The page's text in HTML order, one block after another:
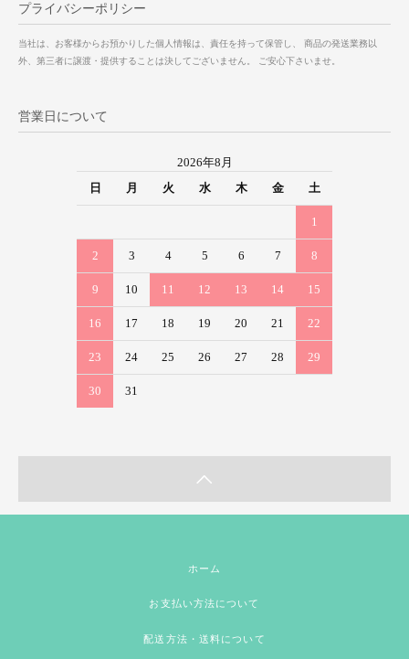
プライバシーポリシー
当社は、お客様からお預かりした個人情報は、責任を持って保管し、 商品の発送業務以
外、第三者に譲渡・提供することは決してございません。 ご安心下さいませ。
営業日について
2026年8月
日
月 火 水 木 金 土
1
2 3 4 5 6 7 8
9 10 11 12 13 14 15
16 17 18 19 20 21 22
23 24 25 26 27 28 29
30 31
ホーム
お支払い方法について
配送方法・送料について